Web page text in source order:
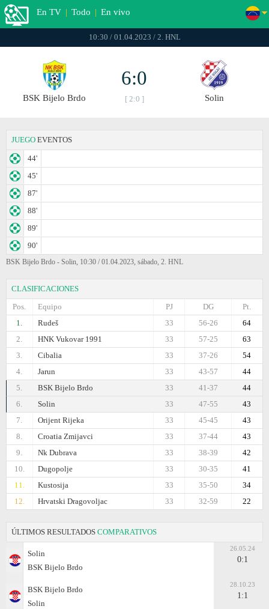
En TV | Todo | En vivo
10:30 / 01.04.2023 / 2. HNL
BSK Bijelo Brdo
6:0
[ 2:0 ] Solin
JUEGO EVENTOS
44'
45'
87'
88'
89'
90'
BSK Bijelo Brdo - Solin, 10:30 / 01.04.2023, sábado, 2. HNL
CLASIFICACIONES
Pos.
Equipo Pt.
DG
PJ
1.
Rudeš 64
56-26
33
2.
HNK Vukovar 1991 63
57-25
33
3.
Cibalia 54
37-26
33
4.
Jarun 44
43-57
33
5.
BSK Bijelo Brdo 44
41-37
33
6.
Solin 43
47-55
33
7.
Orijent Rijeka 43
45-45
33
8.
Croatia Zmijavci 43
37-44
33
9.
Nk Dubrava 42
38-39
33
10.
Dugopolje 41
30-35
33
11.
Kustosija 34
35-50
33
12.
Hrvatski Dragovoljac 22
32-59
33
ÚLTIMOS RESULTADOS COMPARATIVOS
Solin
BSK Bijelo Brdo
26.05.24
0:1
BSK Bijelo Brdo
Solin
28.10.23
1:1